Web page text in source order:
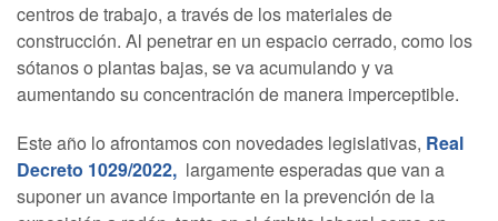
centros de trabajo, a través de los materiales de
construcción. Al penetrar en un espacio cerrado, como los
sótanos o plantas bajas, se va acumulando y va
aumentando su concentración de manera imperceptible.
Este año lo afrontamos con novedades legislativas, Real
Decreto 1029/2022, largamente esperadas que van a
suponer un avance importante en la prevención de la